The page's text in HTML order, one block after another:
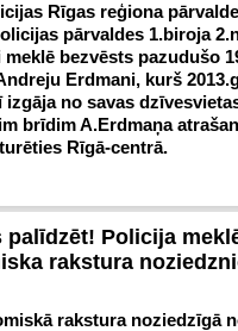
Rīgas reģiona
pārvaldes 1.biroja
bezvēsts pazudušo
Erdmani, kurš
izgāja no savas
brīdim A.Erdmaņa
Rīgā-centrā.
palīdzēt! Policija
rakstura
rakstura noziedzīgā